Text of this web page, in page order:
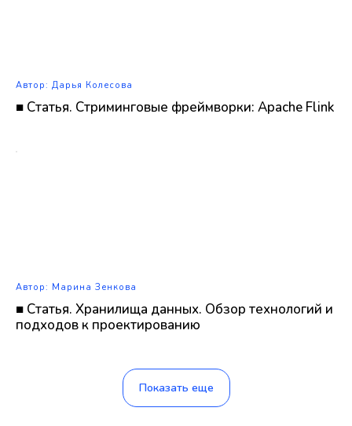
Автор: Дарья Колесова
■ Статья. Стриминговые фреймворки: Apache Flink
Автор: Марина Зенкова
■ Статья. Хранилища данных. Обзор технологий и
подходов к проектированию
Показать еще